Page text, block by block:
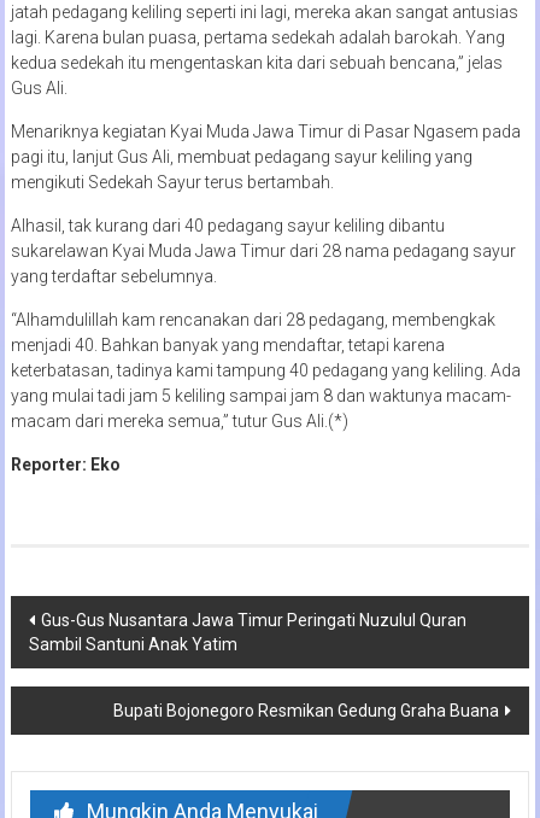
jatah pedagang keliling seperti ini lagi, mereka akan sangat antusias
lagi. Karena bulan puasa, pertama sedekah adalah barokah. Yang
kedua sedekah itu mengentaskan kita dari sebuah bencana,” jelas
Gus Ali.
Menariknya kegiatan Kyai Muda Jawa Timur di Pasar Ngasem pada
pagi itu, lanjut Gus Ali, membuat pedagang sayur keliling yang
mengikuti Sedekah Sayur terus bertambah.
Alhasil, tak kurang dari 40 pedagang sayur keliling dibantu
sukarelawan Kyai Muda Jawa Timur dari 28 nama pedagang sayur
yang terdaftar sebelumnya.
“Alhamdulillah kam rencanakan dari 28 pedagang, membengkak
menjadi 40. Bahkan banyak yang mendaftar, tetapi karena
keterbatasan, tadinya kami tampung 40 pedagang yang keliling. Ada
yang mulai tadi jam 5 keliling sampai jam 8 dan waktunya macam-
macam dari mereka semua,” tutur Gus Ali.(*)
Reporter: Eko
Navigasi
pos
Gus-Gus Nusantara Jawa Timur Peringati Nuzulul Quran
Sambil Santuni Anak Yatim
Bupati Bojonegoro Resmikan Gedung Graha Buana
Mungkin Anda Menyukai